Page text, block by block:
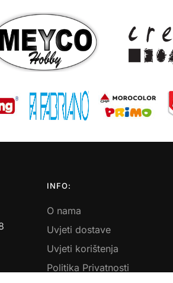
INFO:
O nama
Uvjeti dostave
Uvjeti korištenja
Politika Privatnosti